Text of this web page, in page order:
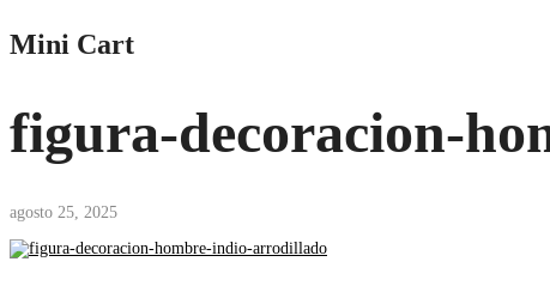
Mini Cart
figura-decoracion-
agosto 25, 2025